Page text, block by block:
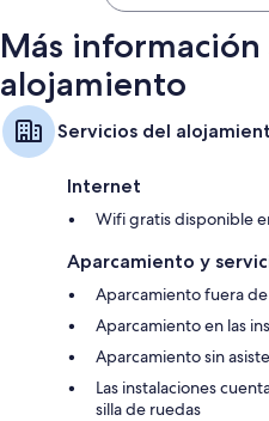
Más información
alojamiento
Servicios del
Internet
Wifi gratis disponible
Aparcamiento y
Aparcamiento fuera de
Aparcamiento en las
Aparcamiento sin
Las instalaciones
silla de ruedas